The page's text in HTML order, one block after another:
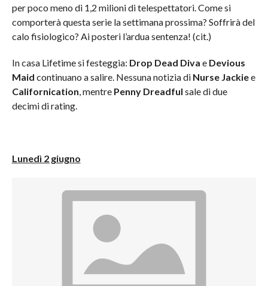
per poco meno di 1,2 milioni di telespettatori. Come si
comporterà questa serie la settimana prossima? Soffrirà del
calo fisiologico? Ai posteri l’ardua sentenza! (cit.)
In casa Lifetime si festeggia: Drop Dead Diva e Devious
Maid continuano a salire. Nessuna notizia di Nurse Jackiee
Californication, mentre Penny Dreadful sale di due
decimi di rating.
Lunedì 2 giugno